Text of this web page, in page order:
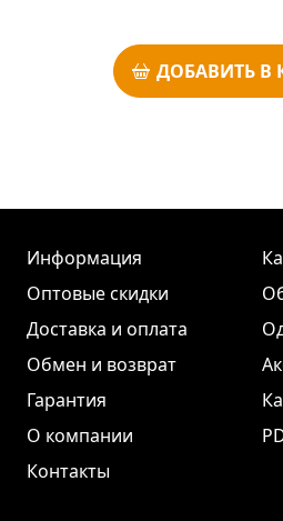
ДОБАВИТЬ В
Информация
Оптовые скидки
Доставка и оплата
Обмен и возврат
Гарантия
О компании
Контакты